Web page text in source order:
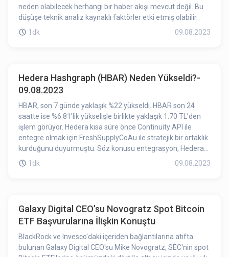
neden olabilecek herhangi bir haber akışı mevcut değil. Bu
düşüşe teknik analiz kaynaklı faktörler etki etmiş olabilir.
1dk
09.08.2023
Hedera Hashgraph (HBAR) Neden Yükseldi?-
09.08.2023
HBAR, son 7 günde yaklaşık %22 yükseldi. HBAR son 24
saatte ise %6.81’lik yükselişle birlikte yaklaşık 1.70 TL’den
işlem görüyor. Hedera kısa süre önce Continuity API ile
entegre olmak için FreshSupplyCoAu ile stratejik bir ortaklık
kurduğunu duyurmuştu. Söz konusu entegrasyon, Hedera
kullanıcılarının Mastercard Ödeme Geçidi Hizmetlerine
1dk 09.08.2023
Galaxy Digital CEO’su Novogratz Spot Bitcoin
ETF Başvurularına İlişkin Konuştu
BlackRock ve Invesco'daki içeriden bağlantılarına atıfta
bulunan Galaxy Digital CEO'su Mike Novogratz, SEC'nin spot